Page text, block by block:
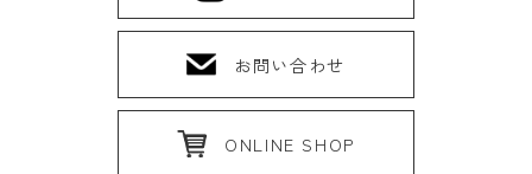
お問い合わせ
ONLINE SHOP